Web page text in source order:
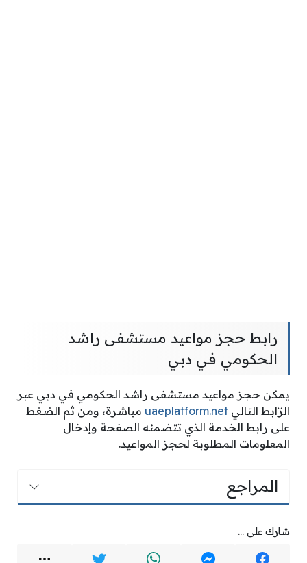
رابط حجز مواعيد مستشفى راشد
الحكومي في دبي
يمكن حجز مواعيد مستشفى راشد الحكومي في دبي عبر
الرّابط التالي uaeplatform.net مباشرة، ومن ثم الضغط
على رابط الخدمة الذي تتضمنه الصفحة وإدخال
المعلومات المطلوبة لحجز المواعيد.
المراجع
شارك على ...